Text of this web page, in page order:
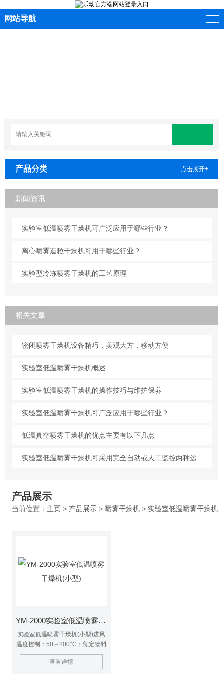
网站导航
产品分类 点击展开+
新闻资讯
实验室低温喷雾干燥机可广泛应用于哪些行业？
离心喷雾造粒干燥机可用于哪些行业？
实验型冷冻喷雾干燥机的工艺原理
相关文章
密闭喷雾干燥机设备精巧，美观大方，移动方便
实验室低温喷雾干燥机概述
实验室低温喷雾干燥机的操作技巧与维护保养
实验室低温喷雾干燥机可广泛应用于哪些行业？
低温真空喷雾干燥机的优点主要有以下几点
产品展示
当前位置： 主页> 产品展示> 喷雾干燥机> 实验室低温喷雾干燥机
YM-2000实验室低温喷雾干燥机(小型)
实验室低温喷雾干燥机(小型)进风
温度控制：50～200°C；额定物料
处理量：1500ml/h；设有喷咀清
洁器（通针），在喷咀被堵塞时会
查看详情